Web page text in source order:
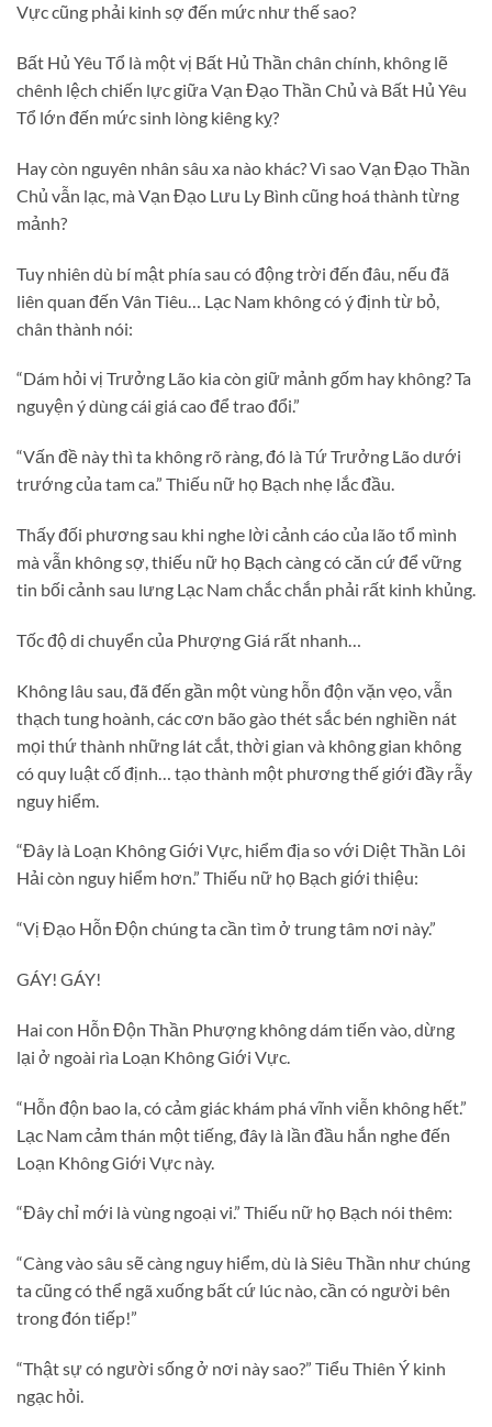
Vực cũng phải kinh sợ đến mức như thế sao?
Bất Hủ Yêu Tổ là một vị Bất Hủ Thần chân chính, không lẽ
chênh lệch chiến lực giữa Vạn Đạo Thần Chủ và Bất Hủ Yêu
Tổ lớn đến mức sinh lòng kiêng kỵ?
Hay còn nguyên nhân sâu xa nào khác? Vì sao Vạn Đạo Thần
Chủ vẫn lạc, mà Vạn Đạo Lưu Ly Bình cũng hoá thành từng
mảnh?
Tuy nhiên dù bí mật phía sau có động trời đến đâu, nếu đã
liên quan đến Vân Tiêu… Lạc Nam không có ý định từ bỏ,
chân thành nói:
“Dám hỏi vị Trưởng Lão kia còn giữ mảnh gốm hay không? Ta
nguyện ý dùng cái giá cao để trao đổi.”
“Vấn đề này thì ta không rõ ràng, đó là Tứ Trưởng Lão dưới
trướng của tam ca.” Thiếu nữ họ Bạch nhẹ lắc đầu.
Thấy đối phương sau khi nghe lời cảnh cáo của lão tổ mình
mà vẫn không sợ, thiếu nữ họ Bạch càng có căn cứ để vững
tin bối cảnh sau lưng Lạc Nam chắc chắn phải rất kinh khủng.
Tốc độ di chuyển của Phượng Giá rất nhanh…
Không lâu sau, đã đến gần một vùng hỗn độn vặn vẹo, vẫn
thạch tung hoành, các cơn bão gào thét sắc bén nghiền nát
mọi thứ thành những lát cắt, thời gian và không gian không
có quy luật cố định… tạo thành một phương thế giới đầy rẫy
nguy hiểm.
“Đây là Loạn Không Giới Vực, hiểm địa so với Diệt Thần Lôi
Hải còn nguy hiểm hơn.” Thiếu nữ họ Bạch giới thiệu:
“Vị Đạo Hỗn Độn chúng ta cần tìm ở trung tâm nơi này.”
GÁY! GÁY!
Hai con Hỗn Độn Thần Phượng không dám tiến vào, dừng
lại ở ngoài rìa Loạn Không Giới Vực.
“Hỗn độn bao la, có cảm giác khám phá vĩnh viễn không hết.”
Lạc Nam cảm thán một tiếng, đây là lần đầu hắn nghe đến
Loạn Không Giới Vực này.
“Đây chỉ mới là vùng ngoại vi.” Thiếu nữ họ Bạch nói thêm:
“Càng vào sâu sẽ càng nguy hiểm, dù là Siêu Thần như chúng
ta cũng có thể ngã xuống bất cứ lúc nào, cần có người bên
trong đón tiếp!”
“Thật sự có người sống ở nơi này sao?” Tiểu Thiên Ý kinh
ngạc hỏi.